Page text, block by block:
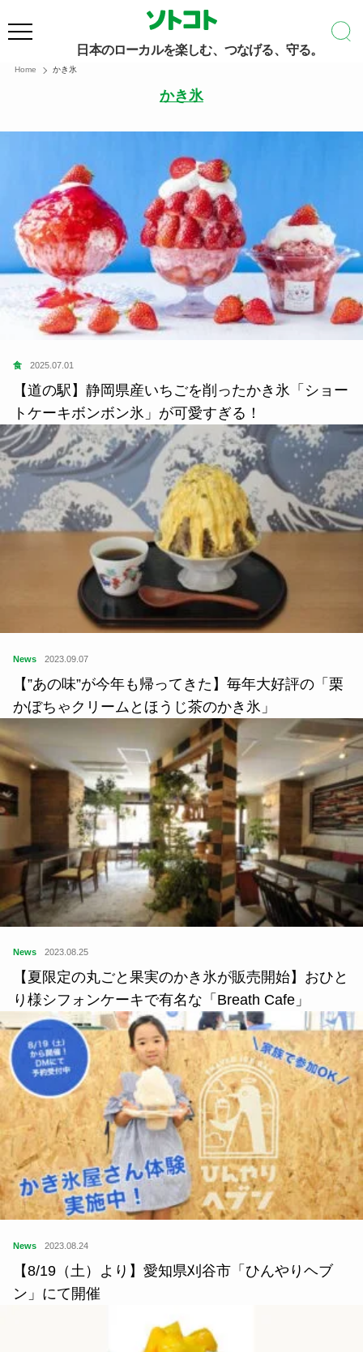
日本のローカルを楽しむ、つなげる、守る。
Home かき氷
かき氷
食 2025.07.01
【道の駅】静岡県産いちごを削ったかき氷「ショー
トケーキボンボン氷」が可愛すぎる！
News 2023.09.07
【”あの味”が今年も帰ってきた】毎年大好評の「栗
かぼちゃクリームとほうじ茶のかき氷」
News 2023.08.25
【夏限定の丸ごと果実のかき氷が販売開始】おひと
り様シフォンケーキで有名な「Breath Cafe」
News 2023.08.24
【8/19（土）より】愛知県刈谷市「ひんやりヘブ
ン」にて開催